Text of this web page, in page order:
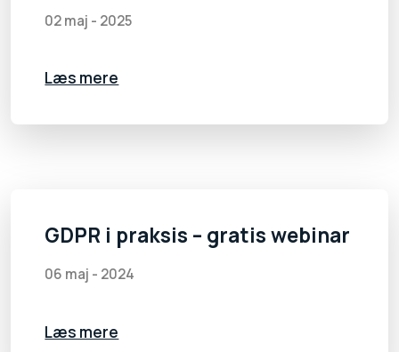
02 maj - 2025
Læs mere
GDPR i praksis – gratis webinar
06 maj - 2024
Læs mere